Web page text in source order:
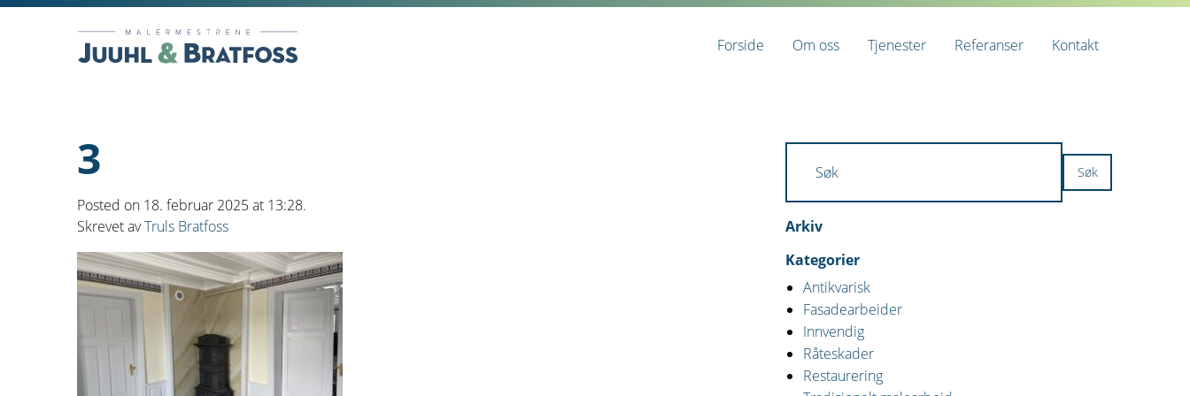
Forside Om oss Tjenester Referanser Kontakt
3
Posted on 18. februar 2025 at 13:28.
Skrevet avTruls Bratfoss
Arkiv
Kategorier
Antikvarisk
Fasadearbeider
Innvendig
Råteskader
Restaurering